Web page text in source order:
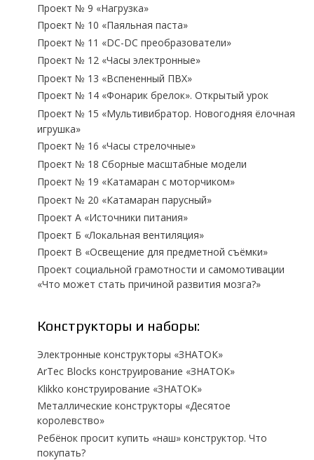
Проект № 9 «Нагрузка»
Проект № 10 «Паяльная паста»
Проект № 11 «DC-DC преобразователи»
Проект № 12 «Часы электронные»
Проект № 13 «Вспененный ПВХ»
Проект № 14 «Фонарик брелок». Открытый урок
Проект № 15 «Мультивибратор. Новогодняя ёлочная
игрушка»
Проект № 16 «Часы стрелочные»
Проект № 18 Сборные масштабные модели
Проект № 19 «Катамаран с моторчиком»
Проект № 20 «Катамаран парусный»
Проект А «Источники питания»
Проект Б «Локальная вентиляция»
Проект В «Освещение для предметной съёмки»
Проект социальной грамотности и самомотивации
«Что может стать причиной развития мозга?»
Конструкторы и наборы:
Электронные конструкторы «ЗНАТОК»
ArTec Blocks конструирование «ЗНАТОК»
Klikko конструирование «ЗНАТОК»
Металлические конструкторы «Десятое
королевство»
Ребёнок просит купить «наш» конструктор. Что
покупать?